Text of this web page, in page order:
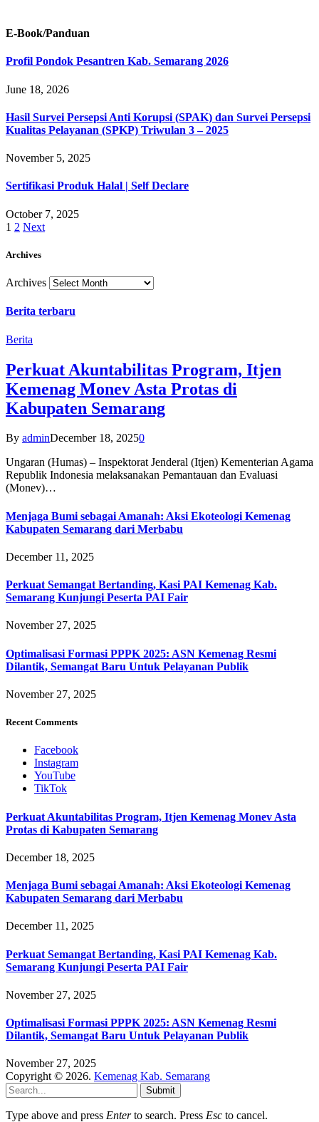
E-Book/Panduan
Profil Pondok Pesantren Kab. Semarang 2026
June 18, 2026
Hasil Survei Persepsi Anti Korupsi (SPAK) dan Survei Persepsi
Kualitas Pelayanan (SPKP) Triwulan 3 – 2025
November 5, 2025
Sertifikasi Produk Halal | Self Declare
October 7, 2025
1 2 Next
Archives
Archives
Berita terbaru
Berita
Perkuat Akuntabilitas Program, Itjen
Kemenag Monev Asta Protas di
Kabupaten Semarang
By adminDecember 18, 20250
Ungaran (Humas) – Inspektorat Jenderal (Itjen) Kementerian Agama
Republik Indonesia melaksanakan Pemantauan dan Evaluasi
(Monev)…
Menjaga Bumi sebagai Amanah: Aksi Ekoteologi Kemenag
Kabupaten Semarang dari Merbabu
December 11, 2025
Perkuat Semangat Bertanding, Kasi PAI Kemenag Kab.
Semarang Kunjungi Peserta PAI Fair
November 27, 2025
Optimalisasi Formasi PPPK 2025: ASN Kemenag Resmi
Dilantik, Semangat Baru Untuk Pelayanan Publik
November 27, 2025
Recent Comments
Facebook
Instagram
YouTube
TikTok
Perkuat Akuntabilitas Program, Itjen Kemenag Monev Asta
Protas di Kabupaten Semarang
December 18, 2025
Menjaga Bumi sebagai Amanah: Aksi Ekoteologi Kemenag
Kabupaten Semarang dari Merbabu
December 11, 2025
Perkuat Semangat Bertanding, Kasi PAI Kemenag Kab.
Semarang Kunjungi Peserta PAI Fair
November 27, 2025
Optimalisasi Formasi PPPK 2025: ASN Kemenag Resmi
Dilantik, Semangat Baru Untuk Pelayanan Publik
November 27, 2025
Copyright © 2026. Kemenag Kab. Semarang
Submit
Type above and press Enterto search. Press Esc to cancel.